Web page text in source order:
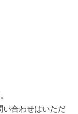
合わせはいただ